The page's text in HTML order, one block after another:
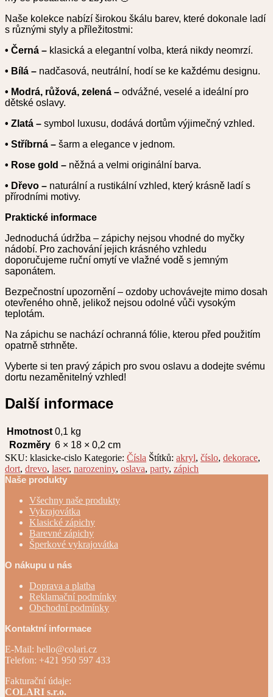
Naše kolekce nabízí širokou škálu barev, které dokonale ladí
s různými styly a příležitostmi:
• Černá – klasická a elegantní volba, která nikdy neomrzí.
• Bílá – nadčasová, neutrální, hodí se ke každému designu.
• Modrá, růžová, zelená – odvážné, veselé a ideální pro
dětské oslavy.
• Zlatá – symbol luxusu, dodává dortům výjimečný vzhled.
• Stříbrná – šarm a elegance v jednom.
• Rose gold – něžná a velmi originální barva.
• Dřevo – naturální a rustikální vzhled, který krásně ladí s
přírodními motivy.
Praktické informace
Jednoduchá údržba – zápichy nejsou vhodné do myčky
nádobí. Pro zachování jejich krásného vzhledu
doporučujeme ruční omytí ve vlažné vodě s jemným
saponátem.
Bezpečnostní upozornění – ozdoby uchovávejte mimo dosah
otevřeného ohně, jelikož nejsou odolné vůči vysokým
teplotám.
Na zápichu se nachází ochranná fólie, kterou před použitím
opatrně strhněte.
Vyberte si ten pravý zápich pro svou oslavu a dodejte svému
dortu nezaměnitelný vzhled!
Další informace
Hmotnost 0,1 kg
Rozměry 6 × 18 × 0,2 cm
SKU: klasicke-cislo Kategorie: Čísla Štítků: akryl, číslo, dekorace,
dort, drevo, laser, narozeniny, oslava, party, zápich
Naše produkty
Všechny naše produkty
Vykrajovátka
Klasické zápichy
Barevné zápichy
Šperkové vykrajovátka
O nákupu u nás
Doprava a platba
Reklamační podmínky
Obchodní podmínky
Kontaktní informace
E-Mail: hello@colari.cz
Telefon: +421 950 597 433
Fakturační údaje:
COLARI s.r.o.